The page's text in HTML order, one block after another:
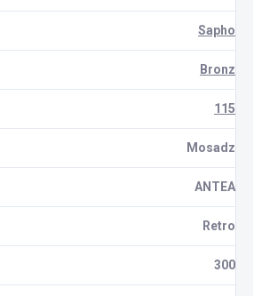
Sapho
Bronz
115
Mosadz
ANTEA
Retro
300